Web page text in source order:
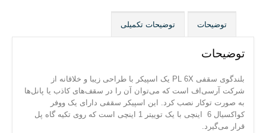
توضیحات توضیحات تکمیلی
توضیحات
بلندگوی سقفی PL 6X یک اسپیکر با طراحی زیبا و خلاقانه از
شرکت آرسی‌اف است که می‌توان آن را در سقف‌های کاذب یا پانل‌ها
به صورت توکار نصب کرد. این اسپیکر سقفی دارای یک ووفر
کواکسیال 6 اینچی با یک توییتر 1 اینچی است که روی تکیه گاه پل
قرار می‌گیرد.